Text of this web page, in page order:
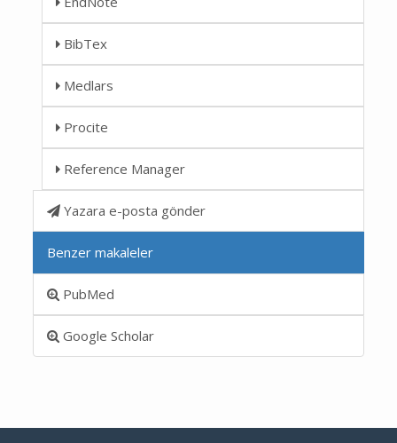
BibTex
Medlars
Procite
Reference Manager
Yazara e-posta gönder
Benzer makaleler
PubMed
Google Scholar